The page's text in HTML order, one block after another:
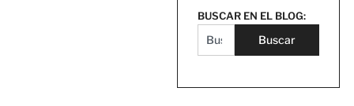
BUSCAR EN EL BLOG:
Buscar